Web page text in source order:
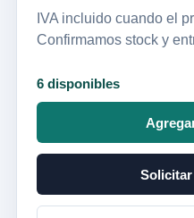
IVA incluido cuando el
Confirmamos stock y
6 disponibles